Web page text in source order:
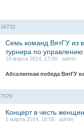
16732
Семь команд ВятГУ из
турнира по
19 марта 2014, 17:00 admin
Абсолютная победа ВятГУ
7570
Концерт в честь женщин
5 марта 2014, 16:56 admin